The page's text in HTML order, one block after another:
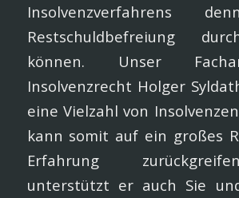
Insolvenzverfahrens
Restschuldbefreiung
können. Unser
Insolvenzrecht Holger
eine Vielzahl von
kann somit auf ein großes
Erfahrung
unterstützt er auch Sie